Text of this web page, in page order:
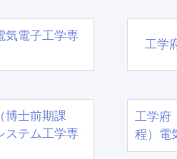
電子工学専
工学
士前期課
ステム工学専
工学
程）電